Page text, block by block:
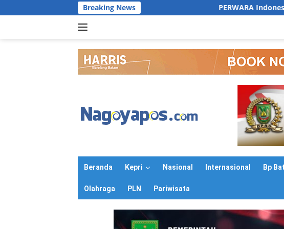
ke
Breaking News PERWARA Indonesia Gelar Pelatihan
Beranda Kepri Nasional Internasional Bp
Olahraga PLN Pariwisata